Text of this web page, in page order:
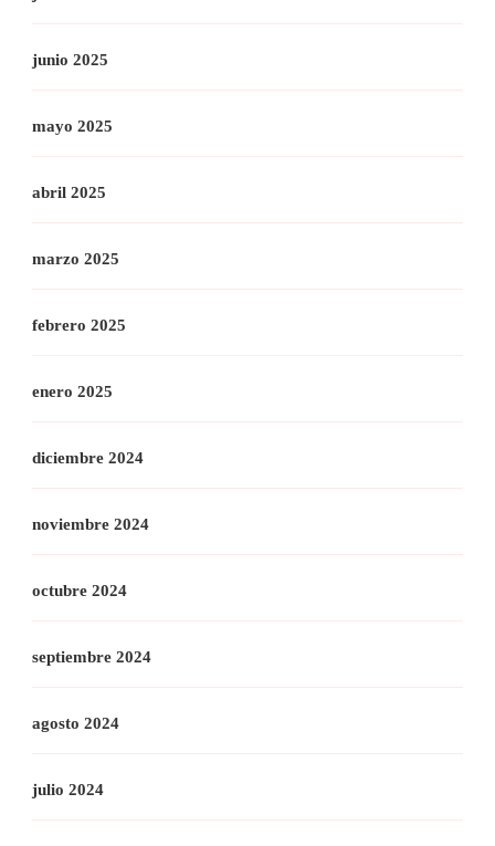
junio 2025
mayo 2025
abril 2025
marzo 2025
febrero 2025
enero 2025
diciembre 2024
noviembre 2024
octubre 2024
septiembre 2024
agosto 2024
julio 2024